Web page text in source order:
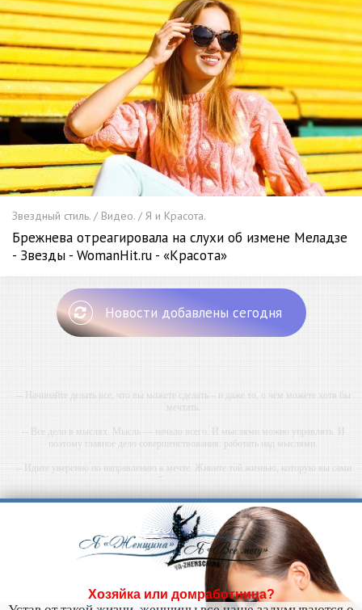
Звездный стиль. / Видео. / Я и Красота.
Брежнева отреагировала на слухи об измене Меладзе
- Звезды - WomanHit.ru - «Красота»
Новости добавлены сегодня
-- Начинайте делать все, что вы можете сделать – и даже то, о чем можете хотя бы
мечтать.
-- Все дело в мыслях. Мысль — начало всего. И мыслями можно управлять. И
поэтому главное дело совершенствования: работать над мыслями.
-- Идите уверенно по направлению к мечте. Живите той жизнью, которую вы сами
-- Самое большое богатство — это ум. Самая большая нищета — глупость. Из всех
страхов самый пугающий — самолюбование.
-- Лучшее, что можно сделать с хорошим советом, это пропустить его мимо ушей. Он
никогда не бывает полезен никому, кроме того, кто его дал.
-- Люблю давать советы и очень не люблю, когда их дают мне.
Хозяйка или домработница?